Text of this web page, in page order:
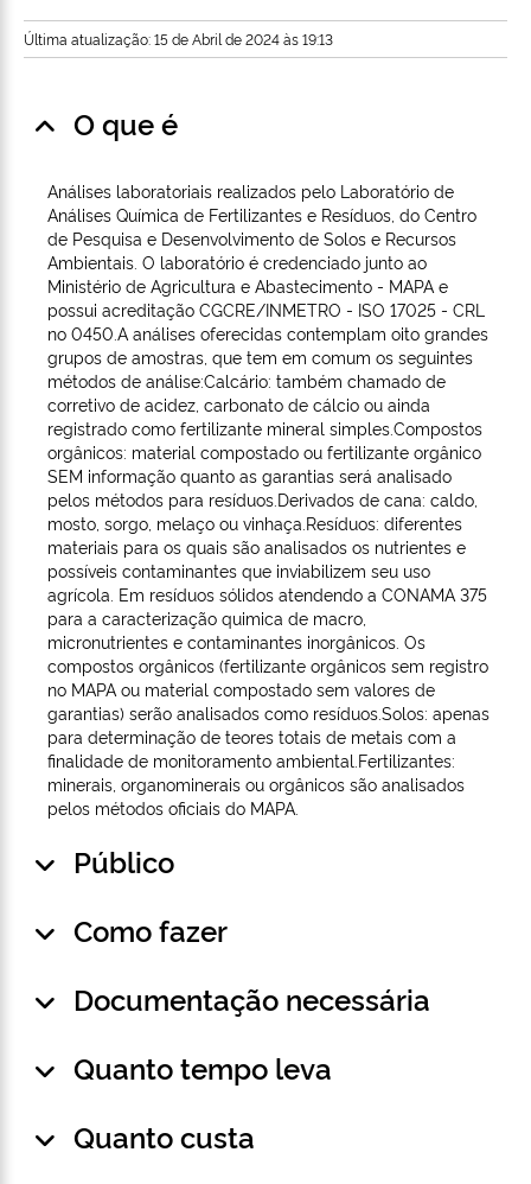
Última atualização: 15 de Abril de 2024 às 19:13
O que é
Análises laboratoriais realizados pelo Laboratório de
Análises Química de Fertilizantes e Resíduos, do Centro
de Pesquisa e Desenvolvimento de Solos e Recursos
Ambientais. O laboratório é credenciado junto ao
Ministério de Agricultura e Abastecimento - MAPA e
possui acreditação CGCRE/INMETRO - ISO 17025 - CRL
no 0450.A análises oferecidas contemplam oito grandes
grupos de amostras, que tem em comum os seguintes
métodos de análise:Calcário: também chamado de
corretivo de acidez, carbonato de cálcio ou ainda
registrado como fertilizante mineral simples.Compostos
orgânicos: material compostado ou fertilizante orgânico
SEM informação quanto as garantias será analisado
pelos métodos para resíduos.Derivados de cana: caldo,
mosto, sorgo, melaço ou vinhaça.Resíduos: diferentes
materiais para os quais são analisados os nutrientes e
possíveis contaminantes que inviabilizem seu uso
agrícola. Em resíduos sólidos atendendo a CONAMA 375
para a caracterização quimica de macro,
micronutrientes e contaminantes inorgânicos. Os
compostos orgânicos (fertilizante orgânicos sem registro
no MAPA ou material compostado sem valores de
garantias) serão analisados como resíduos.Solos: apenas
para determinação de teores totais de metais com a
finalidade de monitoramento ambiental.Fertilizantes:
minerais, organominerais ou orgânicos são analisados
pelos métodos oficiais do MAPA.
Público
Como fazer
Documentação necessária
Quanto tempo leva
Quanto custa